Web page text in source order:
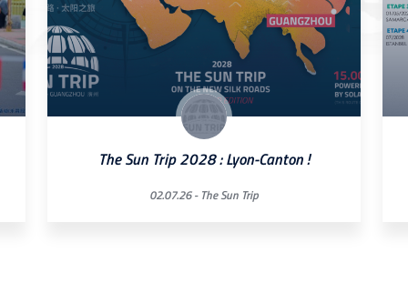
The Sun Trip 2028 : Lyon-Canton !
02.07.26 - The Sun Trip